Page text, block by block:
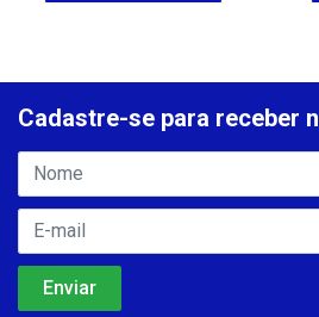
Cadastre-se para receber